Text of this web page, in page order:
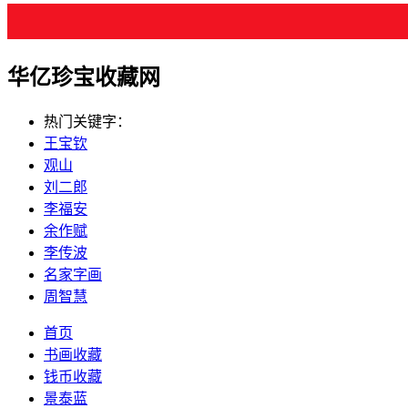
华亿珍宝收藏网
热门关键字：
王宝钦
观山
刘二郎
李福安
余作赋
李传波
名家字画
周智慧
首页
书画收藏
钱币收藏
景泰蓝